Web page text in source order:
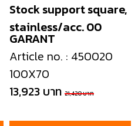
GARANT
Stock support square,
stainless/acc. 00
Article no. : 450020
100X70
13,923 บาท 21,420 บาท